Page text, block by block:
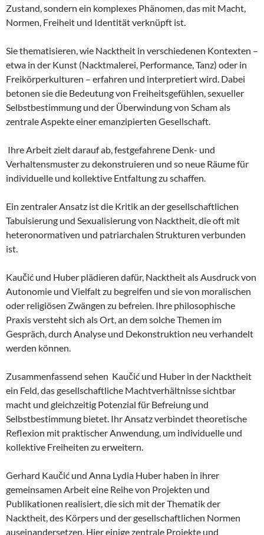
Zustand, sondern ein komplexes Phänomen, das mit Macht,
Normen, Freiheit und Identität verknüpft ist.
Sie thematisieren, wie Nacktheit in verschiedenen Kontexten –
etwa in der Kunst (Nacktmalerei, Performance, Tanz) oder in
Freikörperkulturen – erfahren und interpretiert wird. Dabei
betonen sie die Bedeutung von Freiheitsgefühlen, sexueller
Selbstbestimmung und der Überwindung von Scham als
zentrale Aspekte einer emanzipierten Gesellschaft.
Ihre Arbeit zielt darauf ab, festgefahrene Denk- und
Verhaltensmuster zu dekonstruieren und so neue Räume für
individuelle und kollektive Entfaltung zu schaffen.
Ein zentraler Ansatz ist die Kritik an der gesellschaftlichen
Tabuisierung und Sexualisierung von Nacktheit, die oft mit
heteronormativen und patriarchalen Strukturen verbunden
ist.
Kaučić und Huber plädieren dafür, Nacktheit als Ausdruck von
Autonomie und Vielfalt zu begreifen und sie von moralischen
oder religiösen Zwängen zu befreien. Ihre philosophische
Praxis versteht sich als Ort, an dem solche Themen im
Gespräch, durch Analyse und Dekonstruktion neu verhandelt
werden können.
Zusammenfassend sehen Kaučić und Huber in der Nacktheit
ein Feld, das gesellschaftliche Machtverhältnisse sichtbar
macht und gleichzeitig Potenzial für Befreiung und
Selbstbestimmung bietet. Ihr Ansatz verbindet theoretische
Reflexion mit praktischer Anwendung, um individuelle und
kollektive Freiheiten zu erweitern.
Gerhard Kaučić und Anna Lydia Huber haben in ihrer
gemeinsamen Arbeit eine Reihe von Projekten und
Publikationen realisiert, die sich mit der Thematik der
Nacktheit, des Körpers und der gesellschaftlichen Normen
auseinandersetzen. Hier einige zentrale Projekte und